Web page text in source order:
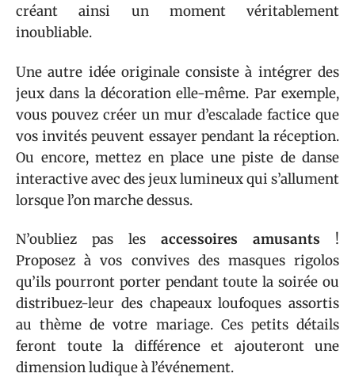
créant ainsi un moment véritablement
inoubliable.
Une autre idée originale consiste à intégrer des
jeux dans la décoration elle-même. Par exemple,
vous pouvez créer un mur d’escalade factice que
vos invités peuvent essayer pendant la réception.
Ou encore, mettez en place une piste de danse
interactive avec des jeux lumineux qui s’allument
lorsque l’on marche dessus.
N’oubliez pas les accessoires amusants !
Proposez à vos convives des masques rigolos
qu’ils pourront porter pendant toute la soirée ou
distribuez-leur des chapeaux loufoques assortis
au thème de votre mariage. Ces petits détails
feront toute la différence et ajouteront une
dimension ludique à l’événement.